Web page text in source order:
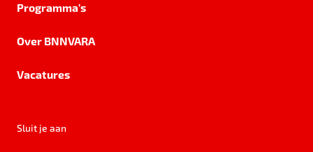
Programma's
Over BNNVARA
Vacatures
Sluit je aan